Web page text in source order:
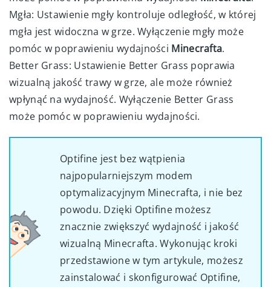
Mgła: Ustawienie mgły kontroluje odległość, w której
mgła jest widoczna w grze. Wyłączenie mgły może
pomóc w poprawieniu wydajności Minecrafta.
Better Grass: Ustawienie Better Grass poprawia
wizualną jakość trawy w grze, ale może również
wpłynąć na wydajność. Wyłączenie Better Grass
może pomóc w poprawieniu wydajności.
Optifine jest bez wątpienia
najpopularniejszym modem
optymalizacyjnym Minecrafta, i nie bez
powodu. Dzięki Optifine możesz
znacznie zwiększyć wydajność i jakość
wizualną Minecrafta. Wykonując kroki
przedstawione w tym artykule, możesz
zainstalować i skonfigurować Optifine,